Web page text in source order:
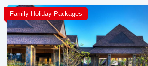
Family Holiday Packages